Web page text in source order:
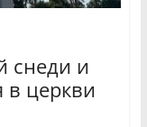
снеди и
в церкви